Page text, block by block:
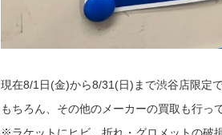
現在8/1日(金)から8/31(日)まで渋谷店限定
もちろん、その他のメーカーの買取も行っ